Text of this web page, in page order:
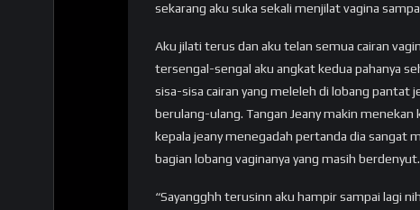
sekarang aku suka sekali menjilat vagina
Aku jilati terus dan aku telan semua cairan
tersengal-sengal aku angkat kedua pahanya
sisa-sisa cairan yang meleleh di lobang pantat
berulang-ulang. Tangan Jeany makin
kepala jeany menegadah pertanda dia sangat
bagian lobang vaginanya yang masih berdenyut.
“Sayangghh terusinn aku hampir sampai lagi